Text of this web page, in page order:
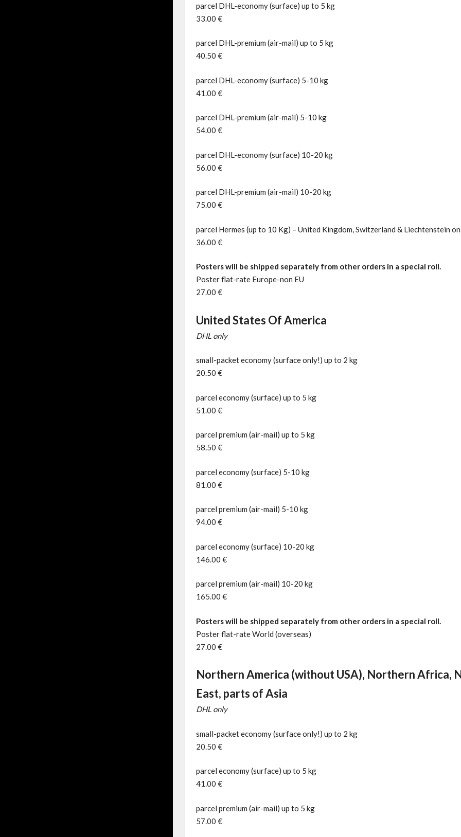
parcel DHL-economy (surface) up to 5 kg
33.00 €
parcel DHL-premium (air-mail) up to 5 kg
40.50 €
parcel DHL-economy (surface) 5-10 kg
41.00 €
parcel DHL-premium (air-mail) 5-10 kg
54.00 €
parcel DHL-economy (surface) 10-20 kg
56.00 €
parcel DHL-premium (air-mail) 10-20 kg
75.00 €
parcel Hermes (up to 10 Kg) – United Kingdom, Switzerland & Liechtenstein
36.00 €
Posters will be shipped separately from other orders in a special roll.
Poster flat-rate Europe-non EU
27.00 €
United States Of America
DHL only
small-packet economy (surface only!) up to 2 kg
20.50 €
parcel economy (surface) up to 5 kg
51.00 €
parcel premium (air-mail) up to 5 kg
58.50 €
parcel economy (surface) 5-10 kg
81.00 €
parcel premium (air-mail) 5-10 kg
94.00 €
parcel economy (surface) 10-20 kg
146.00 €
parcel premium (air-mail) 10-20 kg
165.00 €
Posters will be shipped separately from other orders in a special roll.
Poster flat-rate World (overseas)
27.00 €
Northern America (without USA), Northern Africa,
East, parts of Asia
DHL only
small-packet economy (surface only!) up to 2 kg
20.50 €
parcel economy (surface) up to 5 kg
41.00 €
parcel premium (air-mail) up to 5 kg
57.00 €